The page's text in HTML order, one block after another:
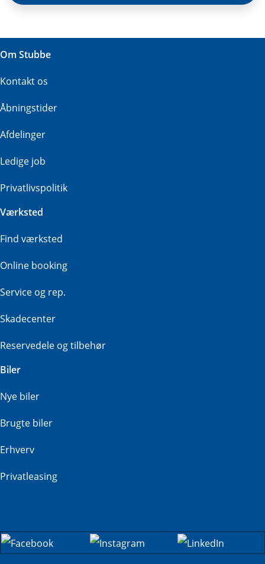
Om Stubbe
Kontakt os
Åbningstider
Afdelinger
Ledige job
Privatlivspolitik
Værksted
Find værksted
Online booking
Service og rep.
Skadecenter
Reservedele og tilbehør
Biler
Nye biler
Brugte biler
Erhverv
Privatleasing